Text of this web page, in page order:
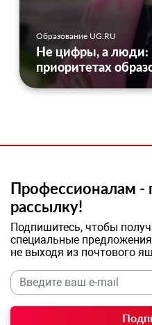
Образование UG.RU
Не цифры, а люди:
приоритетах
Профессионалам -
рассылку!
Подпишитесь, чтобы
специальные
не выходя из почтового